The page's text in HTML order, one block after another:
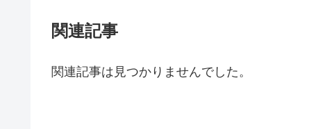
関連記事
関連記事は見つかりませんでした。